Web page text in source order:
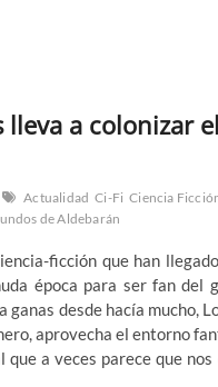
lleva a colonizar
Actualidad Ci-Fi Ciencia
de Aldebarán
ficción que han
época para ser fan del
desde hacía mucho,
aprovecha el entorno
a veces parece que